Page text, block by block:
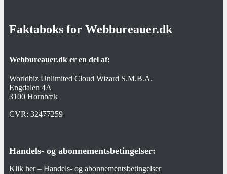
Faktaboks for Webbureauer.dk
Webbureauer.dk er en del af:
Worldbiz Unlimited Cloud Wizard S.M.B.A.
Engdalen 4A
3100 Hornbæk
CVR: 32477259
Handels- og abonnementsbetingelser:
Klik her – Handels- og abonnementsbetingelser